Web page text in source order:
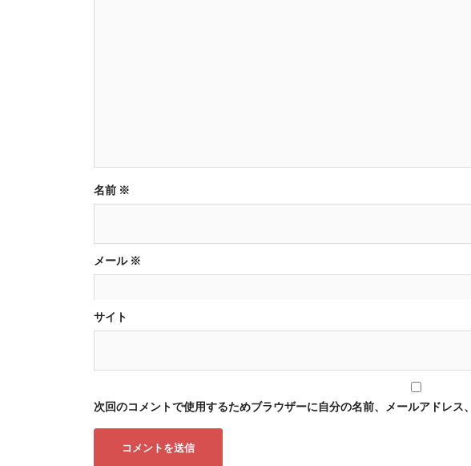
ン
名前 ※
メール ※
サイト
次回のコメントで使用するためブラウザーに自分の名前、メールアドレス